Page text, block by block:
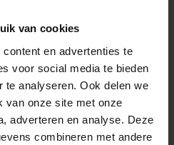
van cookies
en advertenties te
voor social media te bieden
te analyseren. Ook delen we
van onze site met onze
adverteren en analyse. Deze
combineren met andere
deksel
RVS inzamelmodule,
hygiëne